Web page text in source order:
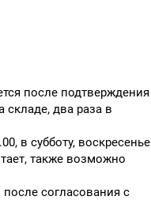
после подтверждения
складе, два раза в
в субботу, воскресенье
также возможно
согласования с